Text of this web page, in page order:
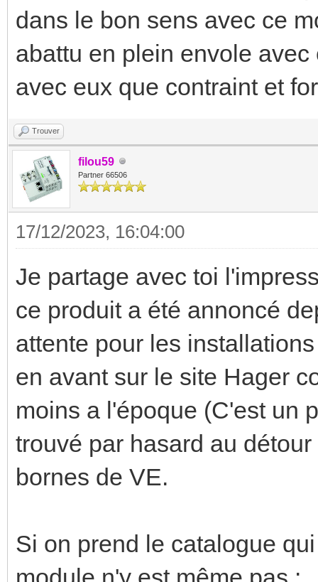
dans le bon sens avec ce
abattu en plein envole
avec eux que contraint et
Trouver
filou59
Partner 66506
17/12/2023, 16:04:00
Je partage avec toi
ce produit a été annoncé
attente pour les
en avant sur le site Hager
moins a l'époque (C'est un
trouvé par hasard au
bornes de VE.
Si on prend le catalogue